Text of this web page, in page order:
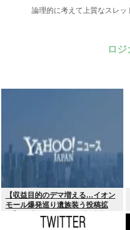
論理的に考えて上質なスレ
ロジ
【収益目的のデマ増える…イオン
モール爆発巡り遺族装う投稿拡
散】X（旧ツイッター）投稿者
「閲覧数稼ぎや承認欲求止まらな